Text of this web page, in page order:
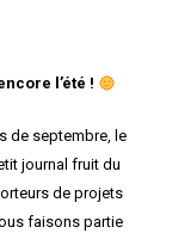
l’été !
de septembre, le
journal fruit du
de projets
faisons partie